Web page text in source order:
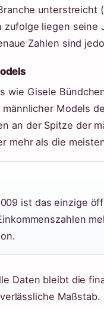
unterstreicht (
zufolge liegen
Zahlen sind
wie Gisele
Models
an der Spitze der
mehr als die
ist das einzige
Daten bleibt die
Maßstab.